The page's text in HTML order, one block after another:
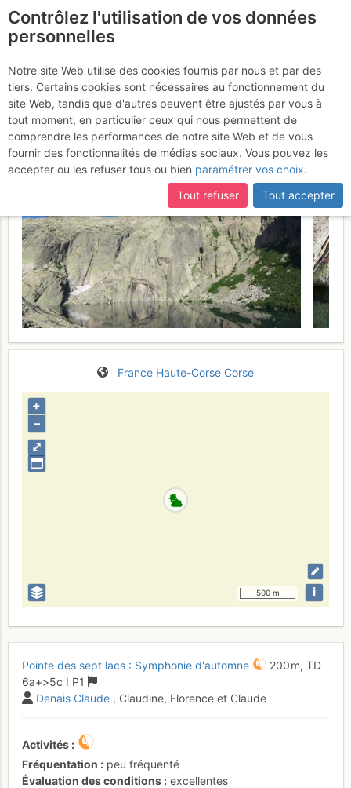
Pointe des sept lacs :
Symphonie d'automne
Samedi
8 juillet 2017
France Haute-Corse Corse
⤢
+
–
500 m i
Pointe des sept lacs : Symphonie d'automne 200 m, TD
6a+>5c I P1
Denais Claude , Claudine, Florence et Claude
Activités
Fréquentation
peu fréquenté
Évaluation des conditions
excellentes
Contrôlez l'utilisation de vos données
personnelles
Notre site Web utilise des cookies fournis par nous et par des
tiers. Certains cookies sont nécessaires au fonctionnement du
site Web, tandis que d'autres peuvent être ajustés par vous à
tout moment, en particulier ceux qui nous permettent de
comprendre les performances de notre site Web et de vous
fournir des fonctionnalités de médias sociaux. Vous pouvez les
accepter ou les refuser tous ou bien paramétrer vos choix.
Tout refuser
Tout accepter